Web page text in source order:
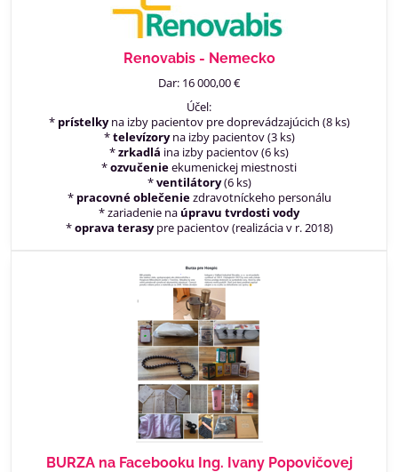
Renovabis - Nemecko
Dar: 16 000,00 €
Účel:
* prístelkyna izby pacientov pre doprevádzajúcich (8 ks)
*televízoryna izby pacientov (3 ks)
*zrkadlá ina izby pacientov (6 ks)
*ozvučenieekumenickej miestnosti
*ventilátory(6 ks)
* pracovné oblečeniezdravotníckeho personálu
* zariadenie na úpravu tvrdosti vody
*oprava terasypre pacientov (realizácia v r. 2018)
BURZA na Facebooku Ing. Ivany Popovičovej